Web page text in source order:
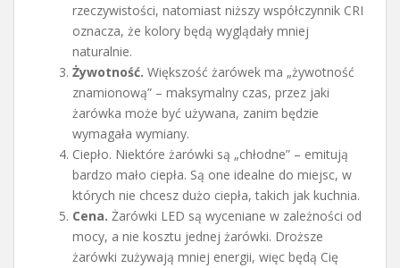
rzeczywistości, natomiast niższy współczynnik CRI
oznacza, że kolory będą wyglądały mniej
naturalnie.
Żywotność. Większość żarówek ma „żywotność
znamionową” – maksymalny czas, przez jaki
żarówka może być używana, zanim będzie
wymagała wymiany.
Ciepło. Niektóre żarówki są „chłodne” – emitują
bardzo mało ciepła. Są one idealne do miejsc, w
których nie chcesz dużo ciepła, takich jak kuchnia.
Cena. Żarówki LED są wyceniane w zależności od
mocy, a nie kosztu jednej żarówki. Droższe
żarówki zużywają mniej energii, więc będą Cię